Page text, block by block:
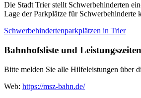
Die Stadt Trier stellt Schwerbehinderten
Lage der Parkplätze für Schwerbehinderte
Schwerbehindertenparkplätzen in Trier
Bahnhofsliste und
Bitte melden Sie alle Hilfeleistungen über
Web: https://msz-bahn.de/